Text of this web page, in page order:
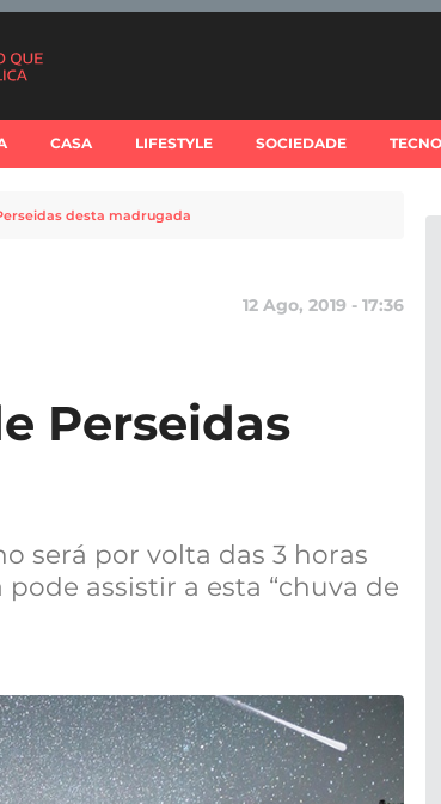
CASA LIFESTYLE SOCIEDADE
desta madrugada
12 Ago, 2019 - 17:36
Perseidas
será por volta das 3 horas
assistir a esta “chuva de